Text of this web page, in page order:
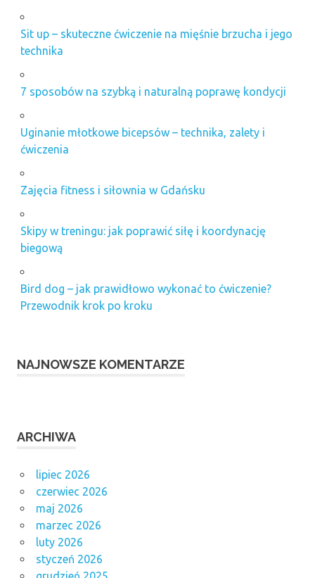
Sit up – skuteczne ćwiczenie na mięśnie brzucha i jego
technika
7 sposobów na szybką i naturalną poprawę kondycji
Uginanie młotkowe bicepsów – technika, zalety i
ćwiczenia
Zajęcia fitness i siłownia w Gdańsku
Skipy w treningu: jak poprawić siłę i koordynację
biegową
Bird dog – jak prawidłowo wykonać to ćwiczenie?
Przewodnik krok po kroku
NAJNOWSZE KOMENTARZE
ARCHIWA
lipiec 2026
czerwiec 2026
maj 2026
marzec 2026
luty 2026
styczeń 2026